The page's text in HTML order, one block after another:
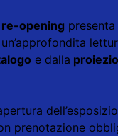
re-opening presenta
e dalla
prenotazione